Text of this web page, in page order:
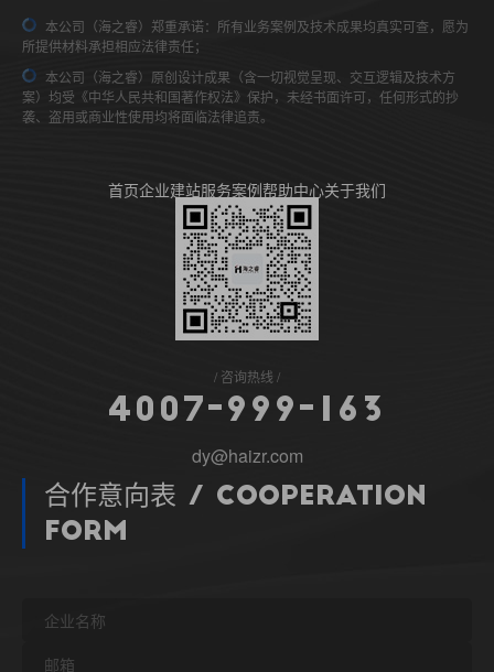
本公司（海之睿）郑重承诺：所有业务案例及技术成果均真实可查，愿为
所提供材料承担相应法律责任；
本公司（海之睿）原创设计成果（含一切视觉呈现、交互逻辑及技术方
案）均受《中华人民共和国著作权法》保护，未经书面许可，任何形式的抄
袭、盗用或商业性使用均将面临法律追责。
首页企业建站服务案例帮助中心关于我们
咨询热线
4 0 0 7- 9 9 9 - 6 3
dy@haizr.com
合作意向表 / Cooperation
Form